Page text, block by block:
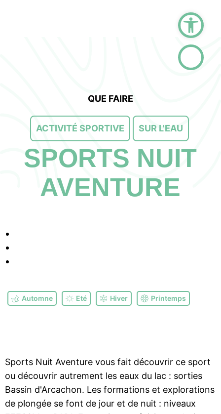
QUE FAIRE
ACTIVITÉ SPORTIVE SUR L'EAU
SPORTS NUIT
AVENTURE
Automne Eté Hiver Printemps
Sports Nuit Aventure vous fait découvrir ce sport
ou découvrir autrement les eaux du lac : sorties
Bassin d'Arcachon. Les formations et explorations
de plongée se font de jour et de nuit : niveaux
Ouvrir la barre